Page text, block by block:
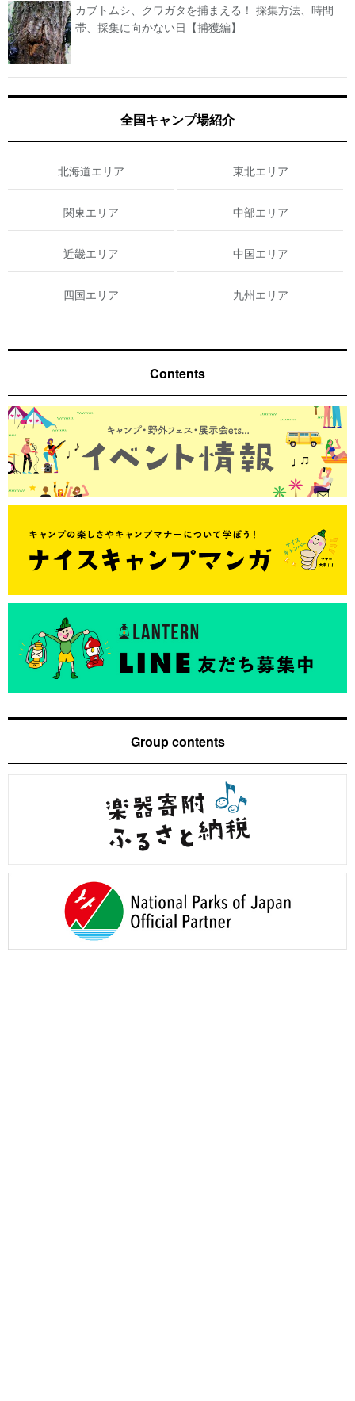
カブトムシ、クワガタを捕まえる！ 採集方法、時間
帯、採集に向かない日【捕獲編】
全国キャンプ場紹介
北海道エリア 東北エリア
関東エリア 中部エリア
近畿エリア 中国エリア
四国エリア 九州エリア
Contents
Group contents